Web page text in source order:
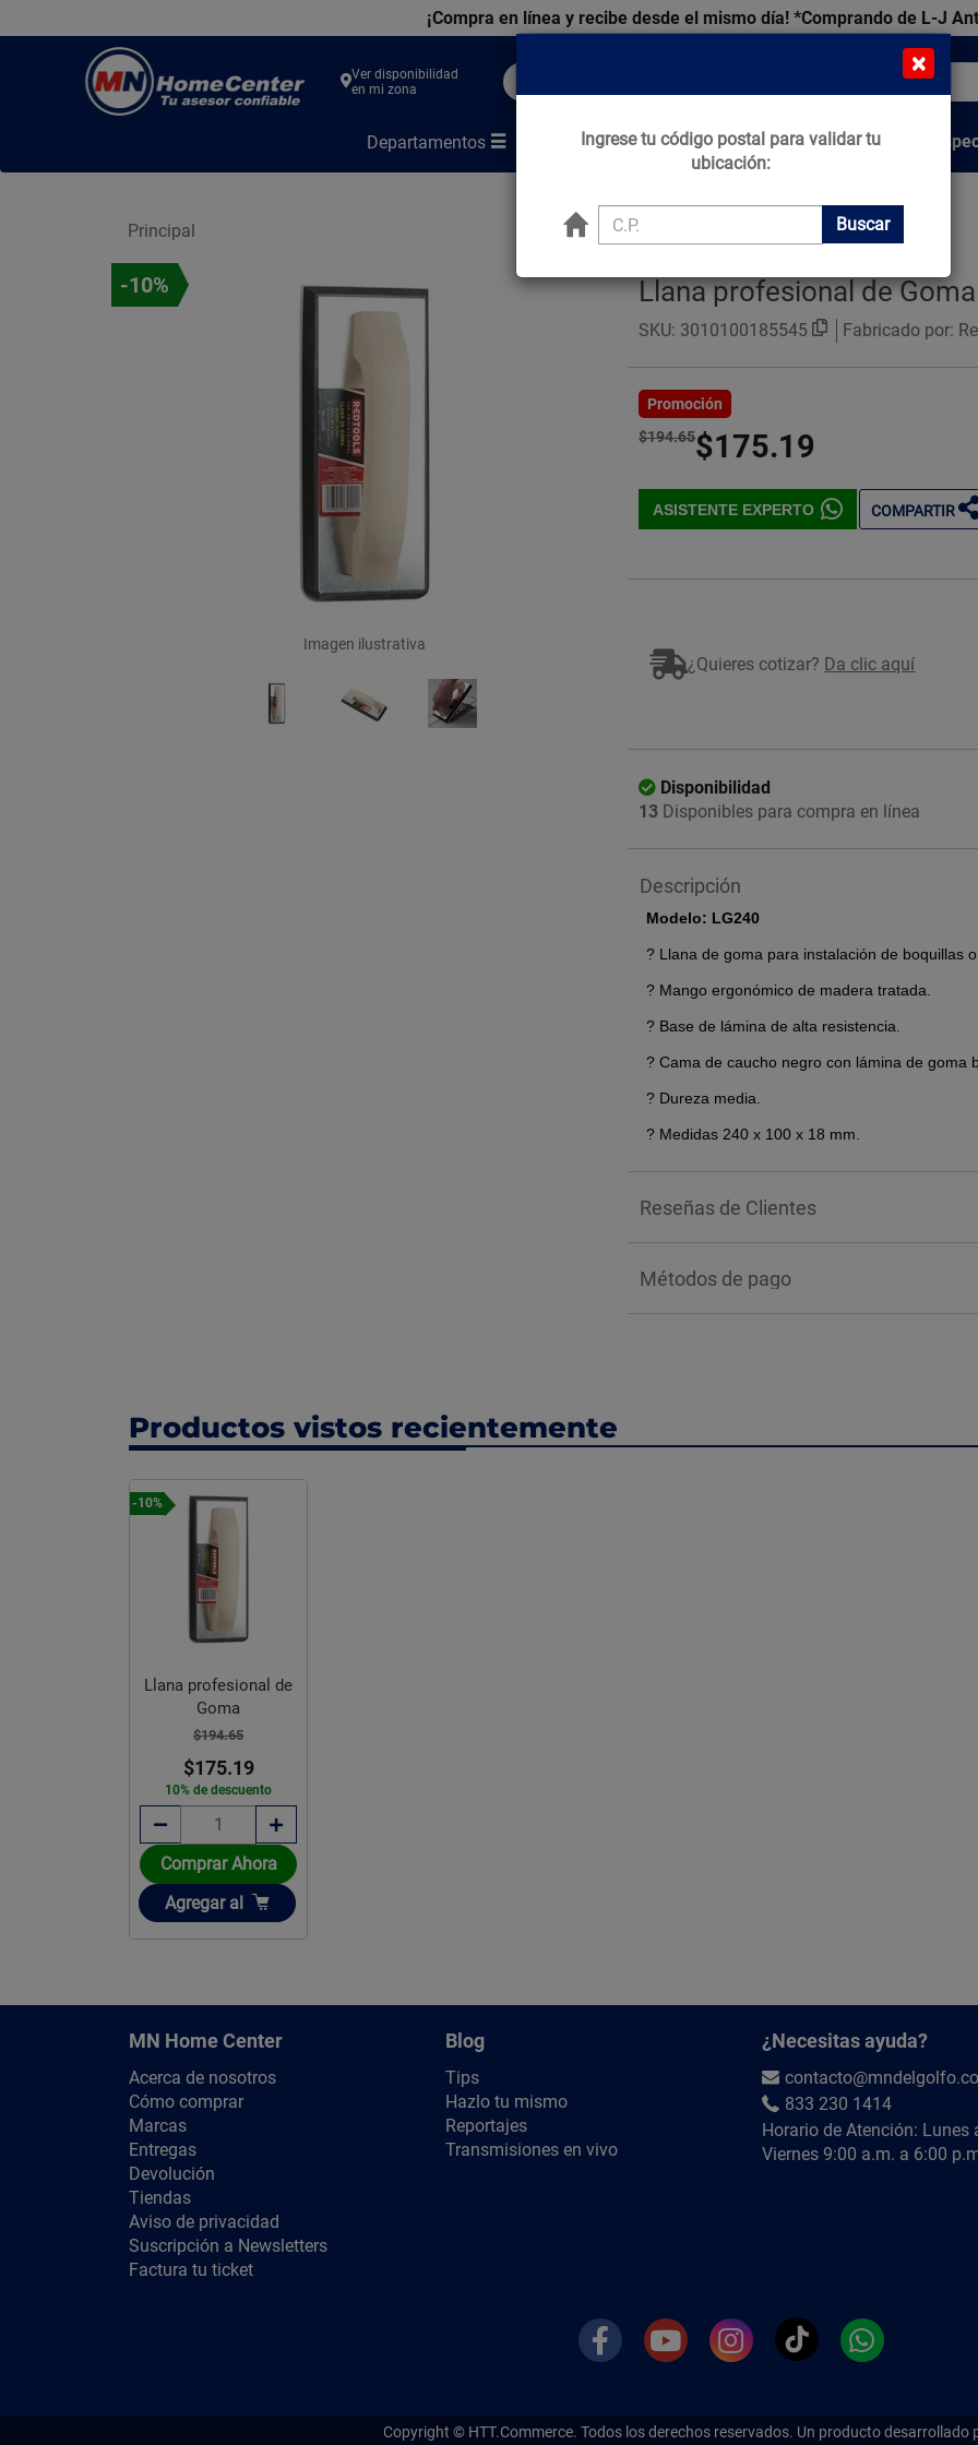
¡Compra en línea y recibe desde el mismo día! *Comprando de L-J
Center
Ver disponibilidad
en mi zona
Departamentos Marcas Tips que Construyen Venta
Principal
-10%
Imagen ilustrativa
Llana profesional de Goma
SKU: 3010100185545 Fabricado por:
Promoción
$194.65$175.19
ASISTENTE EXPERTO COMPARTIR
¿Quieres cotizar? Da clic aquí
Disponibilidad
13 Disponibles para compra en línea
Descripción
Modelo: LG240
? Llana de goma para instalación de boquillas
? Mango ergonómico de madera tratada.
? Base de lámina de alta resistencia.
? Cama de caucho negro con lámina de goma
? Dureza media.
? Medidas 240 x 100 x 18 mm.
? Cuenta con mano ergonómico de madera
Reseñas de Clientes
Métodos de pago
Productos vistos recientemente
-10%
Llana profesional de
Goma
$194.65
$175.19
10% de descuento
Comprar Ahora
Añadir
Agregar al
MN Home Center
Acerca de nosotros
Cómo comprar
Marcas
Entregas
Devolución
Tiendas
Aviso de privacidad
Suscripción a Newsletters
Factura tu ticket
Blog
Tips
Hazlo tu mismo
Reportajes
Transmisiones en vivo
¿Necesitas ayuda?
833 230 1414
Horario de Atención: Lunes
Viernes 9:00 a.m. a 6:00
Copyright © HTT.Commerce. Todos los derechos reservados. Un producto desarrollado
×
Ingrese tu código postal para validar tu
ubicación:
Buscar